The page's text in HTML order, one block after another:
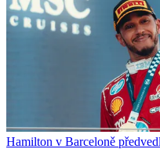
Hamilton v Barceloně